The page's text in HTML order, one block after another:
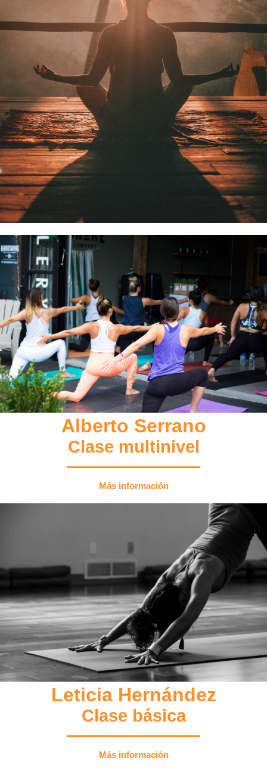
Alberto Serrano
Clase multinivel
Más información
Leticia Hernández
Clase básica
Más información